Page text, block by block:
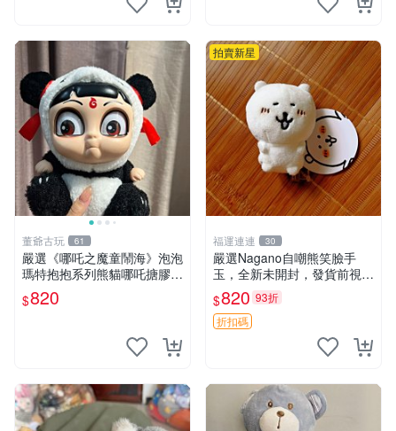
董爺古玩 61
嚴選《哪吒之魔童鬧海》泡泡
瑪特抱抱系列熊貓哪吒搪膠臉
毛絨， STATE：如圖顯示 哪
吒 毛絨公仔 泡泡瑪特
$820
拍賣新星
福運連連 30
嚴選Nagano自嘲熊笑臉手
玉，全新未開封，發貨前視頻
確認，海南 廣西 貴州 嚴選N
agano自嘲熊笑臉手玉，全新
未開封，發貨前視頻確認，四
$820 93折
折扣碼